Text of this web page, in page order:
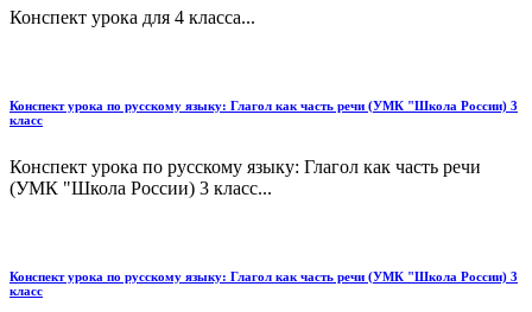
Конспект урока для 4 класса...
Конспект урока по русскому языку: Глагол как часть речи (УМК "Школа России) 3
класс
Конспект урока по русскому языку: Глагол как часть речи
(УМК "Школа России) 3 класс...
Конспект урока по русскому языку: Глагол как часть речи (УМК "Школа России) 3
класс